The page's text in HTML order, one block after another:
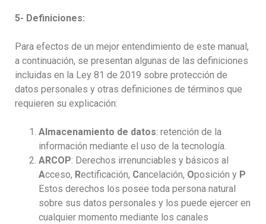
5- Definiciones:
Para efectos de un mejor entendimiento de este manual,
a continuación, se presentan algunas de las definiciones
incluidas en la Ley 81 de 2019 sobre protección de
datos personales y otras definiciones de términos que
requieren su explicación:
Almacenamiento de datos: retención de la
información mediante el uso de la tecnología.
ARCOP: Derechos irrenunciables y básicos al
Acceso, Rectificación, Cancelación, Oposición y P
Estos derechos los posee toda persona natural
sobre sus datos personales y los puede ejercer en
cualquier momento mediante los canales